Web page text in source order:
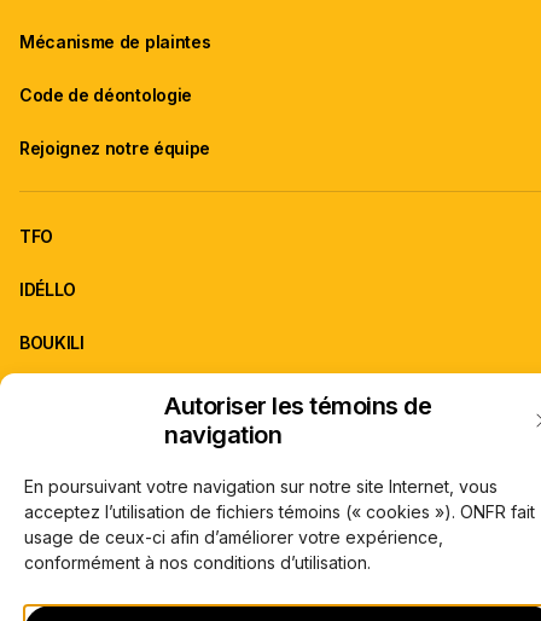
Autoriser les témoins de
navigation
En poursuivant votre navigation sur notre site Internet, vous
acceptez l’utilisation de fichiers témoins (« cookies »). ONFR fait
usage de ceux-ci afin d’améliorer votre expérience,
conformément à nos conditions d’utilisation.
Mécanisme de plaintes
Code de déontologie
Rejoignez notre équipe
TFO
IDÉLLO
BOUKILI
ONFR est la franchise d'information de TFO.
Carrières
(TFO) 2026